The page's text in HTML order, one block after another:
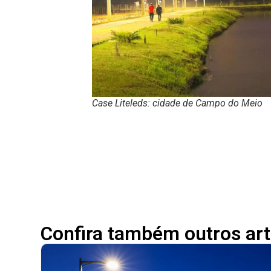
Case Liteleds: cidade de Campo do Meio
Confira também outros